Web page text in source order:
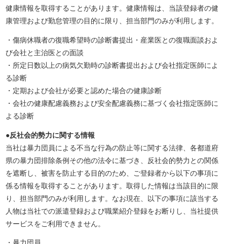
健康情報を取得することがあります。健康情報は、当該登録者の健
康管理および勤怠管理の目的に限り、担当部門のみが利用します。
・傷病休職者の復職希望時の診断書提出・産業医との復職面談およ
び会社と主治医との面談
・所定日数以上の病気欠勤時の診断書提出および会社指定医師によ
る診断
・定期および会社が必要と認めた場合の健康診断
・会社の健康配慮義務および安全配慮義務に基づく会社指定医師に
よる診断
●反社会的勢力に関する情報
当社は暴力団員による不当な行為の防止等に関する法律、各都道府
県の暴力団排除条例その他の法令に基づき、反社会的勢力との関係
を遮断し、被害を防止する目的のため、ご登録者から以下の事項に
係る情報を取得することがあります。取得した情報は当該目的に限
り、担当部門のみが利用します。なお現在、以下の事項に該当する
人物は当社での派遣登録および職業紹介登録をお断りし、当社提供
サービスをご利用できません。